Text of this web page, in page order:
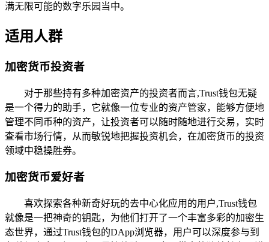
满无限可能的数字乐园当中。
适用人群
加密货币投资者
对于那些持有多种加密资产的投资者而言,Trust钱包无疑
是一个得力的助手，它就像一位专业的资产管家，能够方便地
管理不同币种的资产，让投资者可以随时随地进行交易，实时
查看市场行情，从而敏锐地把握投资机会，在加密货币的投资
领域中稳操胜券。
加密货币爱好者
喜欢探索各种新奇好玩的去中心化应用的用户,Trust钱包
就像是一把神奇的钥匙，为他们打开了一个丰富多彩的加密生
态世界，通过Trust钱包的DApp浏览器，用户可以深度参与到